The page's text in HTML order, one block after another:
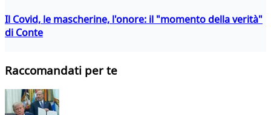
Il Covid, le mascherine, l'onore: il "momento della verità"
di Conte
Raccomandati per te